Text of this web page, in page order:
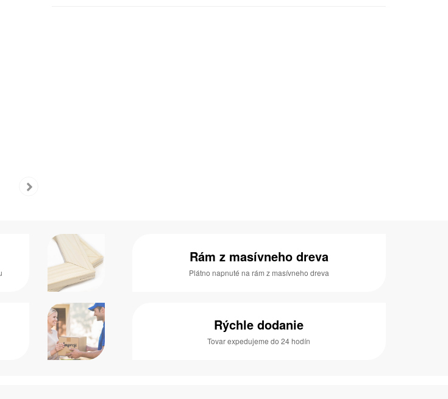
Rám z masívneho dreva
Plátno napnuté na rám z masívneho dreva
Rýchle dodanie
Tovar expedujeme do 24 hodín